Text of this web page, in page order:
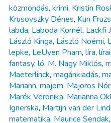
közmondás, krimi, Kristin
Krusovszky Dénes, Kun
labda, Laboda Kornél, Lackfi
László Kinga, László Noémi,
lepke, LeUyen Pham, líra, lírai,
fantasy, ló, M. Nagy Miklós,
Maeterlinck, magánkiadás,
Mariann, majom, Majoros
Marék Veronika, Marianna
Ignerska, Martijn van der
matematika, Maurice Sendak,